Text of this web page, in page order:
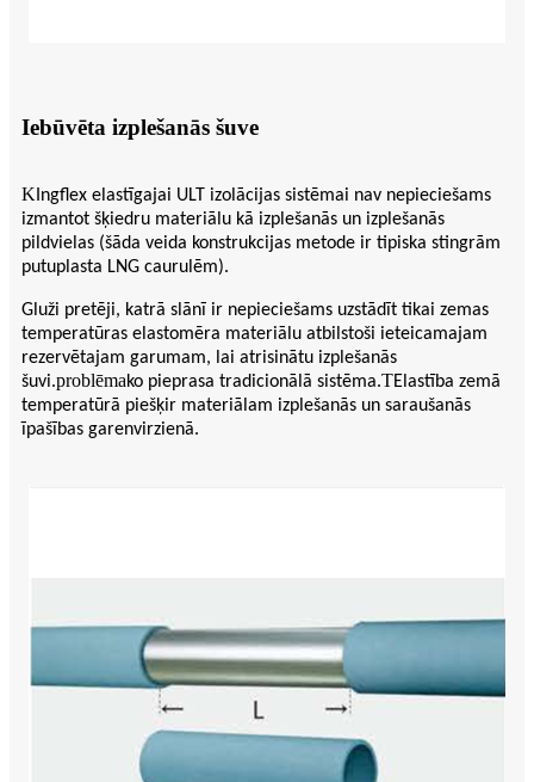
Iebūvēta izplešanās šuve
KIngflex elastīgajai ULT izolācijas sistēmai nav nepieciešams
izmantot šķiedru materiālu kā izplešanās un izplešanās
pildvielas (šāda veida konstrukcijas metode ir tipiska stingrām
putuplasta LNG caurulēm).
Gluži pretēji, katrā slānī ir nepieciešams uzstādīt tikai zemas
temperatūras elastomēra materiālu atbilstoši ieteicamajam
rezervētajam garumam, lai atrisinātu izplešanās
šuvi.problēmako pieprasa tradicionālā sistēma.TElastība zemā
temperatūrā piešķir materiālam izplešanās un saraušanās
īpašības garenvirzienā.